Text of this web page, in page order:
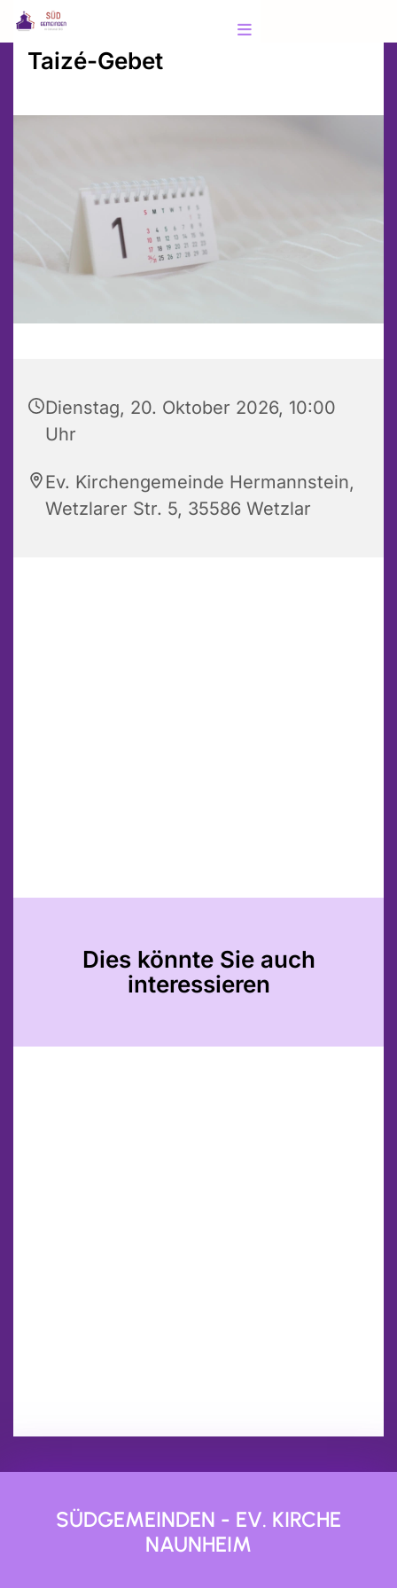
Taizé-Gebet
Dienstag, 20. Oktober 2026, 10:00
Uhr
Ev. Kirchengemeinde Hermannstein,
Wetzlarer Str. 5, 35586 Wetzlar
Dies könnte Sie auch
interessieren
SÜDGEMEINDEN - EV. KIRCHE
NAUNHEIM